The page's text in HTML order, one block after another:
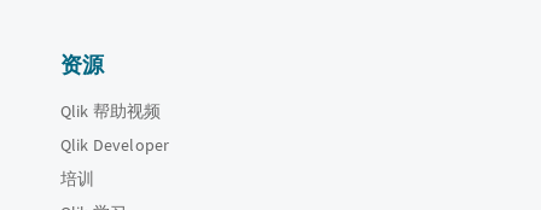
资源
Qlik 帮助视频
Qlik Developer
培训